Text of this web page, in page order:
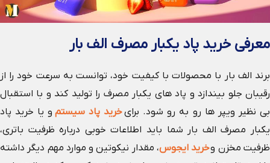
معرفی خرید پاد یکبار مصرف الف بار
برند الف بار با محصولات با کیفیت خود، توانست به سرعت خود را از
رقیبان جلو بیندازد و پاد های یکبار مصرف را تولید کند و با استقبال
بی نظیر ویپر ها رو به رو شود. برایخرید پاد سیستم و یا خرید پاد
یکبار مصرف الف بار شما باید اطلاعات خوبی درباره ظرفیت باتری،
ظرفیت مخزن وخرید ایجوس، مقدار نیکوتین و موارد مهم دیگر داشته